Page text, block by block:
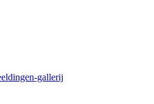
gallerij